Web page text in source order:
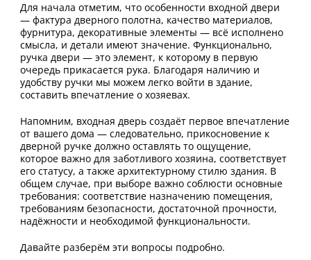
Для начала отметим, что особенности входной двери
— фактура дверного полотна, качество материалов,
фурнитура, декоративные элементы — всё исполнено
смысла, и детали имеют значение. Функционально,
ручка двери — это элемент, к которому в первую
очередь прикасается рука. Благодаря наличию и
удобству ручки мы можем легко войти в здание,
составить впечатление о хозяевах.
Напомним, входная дверь создаёт первое впечатление
от вашего дома — следовательно, прикосновение к
дверной ручке должно оставлять то ощущение,
которое важно для заботливого хозяина, соответствует
его статусу, а также архитектурному стилю здания. В
общем случае, при выборе важно соблюсти основные
требования: соответствие назначению помещения,
требованиям безопасности, достаточной прочности,
надёжности и необходимой функциональности.
Давайте разберём эти вопросы подробно.